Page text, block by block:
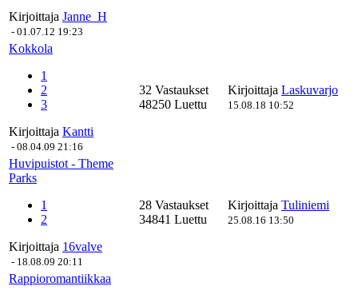
Kirjoittaja Janne_H
- 01.07.12 19:23
Kokkola
1
2
3
Kirjoittaja Kantti
- 08.04.09 21:16
32 Vastaukset
48250 Luettu
Kirjoittaja Laskuvarjo
15.08.18 10:52
Huvipuistot - Theme
Parks
1
2
Kirjoittaja 16valve
- 18.08.09 20:11
28 Vastaukset
34841 Luettu
Kirjoittaja Tuliniemi
25.08.16 13:50
Rappioromantiikkaa